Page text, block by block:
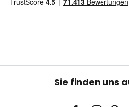
Sie finden uns